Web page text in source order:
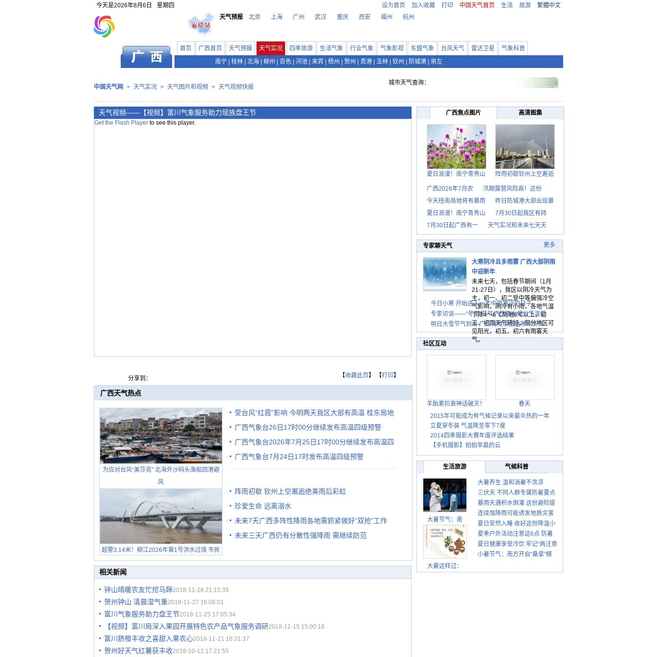
今天是2026年8月6日 星期四 设为首页 加入收藏 打印 中国天气首页 生活 旅游
繁體中文
天气预报
北京 上海 广州 武汉 重庆 西安 福州 杭州
首页 广西首页 天气预报 天气实况 四季旅游 生活气象 行业气象 气象影视 东盟气象 台风天气 雷达卫星
气象科普
南宁
桂林 北海 柳州 百色 河池 来宾 梧州 贺州 贵港 玉林 钦州 防城港 崇左
中国天气网 > 天气实况 > 天气图片和视频 > 天气视频快报
城市天气查询：
天气视频——【视频】富川气象服务助力瑶族盘王节
Get the Flash Player to see this player.
分享到： 【收藏此页】 【打印】
广西天气热点
为应对台风“美莎克” 北海外沙码头渔船回港避
风
超警3.14米！柳江2026年第1号洪水过境 市民
在堤岸见证汛况
受台风“红霞”影响 今明两天我区大部有高温 桂东局地
有较强降雨
广西气象台26日17时00分继续发布高温四级预警
广西气象台2026年7月25日17时00分继续发布高温四
级预警
广西气象台7月24日17时发布高温四级预警
阵雨初歇 钦州上空邂逅绝美雨后彩虹
珍爱生命 远离溺水
未来7天广西多阵性降雨各地需抓紧做好“双抢”工作
未来三天广西仍有分散性强降雨 需继续防范
相关新闻
钟山晴暖农友忙挖马蹄2018-11-28 21:15:35
贺州钟山 清晨湿气重2018-11-27 16:06:01
富川气象服务助力盘王节2018-11-25 17:05:34
【视频】富川局深入果园开展特色农产品气象服务调研2018-11-15 15:00:18
富川脐橙丰收之喜甜入果农心2018-11-11 16:31:37
贺州好天气红薯获丰收2018-10-12 17:21:55
广西焦点图片 高清图集
夏日浪漫！南宁青秀山 阵雨初歇钦州上空邂逅
广西2026年7月农
汛期露营风险高！这份
今天桂南局地将有暴雨
昨日防城港大部出现暴
夏日浪漫！南宁青秀山
7月30日起我区有持
7月30日起广西有一
天气实况和未来七天天
专家聊天气 更多
大寒阴冷且多雨雾 广西大部阴雨
中迎新年
未来七天，包括春节期间（1月
21-27日），我区以阴冷天气为
主，初一、初二受中等偏强冷空
气影响，阴冷有小雨，各地气温
下降4～6℃局地8℃以上，初
三、初四天气转好，部分地区可
见阳光，初五、初六有雨雾天
气。
今日小寒 开始进入一年中最寒冷的日子
专家访谈——“冬至”节气广西雨水偏少气温低
明日大雪节气到来 广西将持续低温寒冷天气
社区互动
羊胎素抗衰神话破灭！
春天
2015年可能成为有气候记录以来最炎热的一年
立夏穿冬装 气温降至零下7度
2014四季摄影大赛年度评选结果
【手机摄影】拍拍早晨的云
生活旅游 气候科普
大暑节气：南
大暑这样过：
大暑养生 温和消暑不贪凉
三伏天 不同人群专属防暑要点
请收好
暴雨天遇积水倒灌 这份避险提
示请收好
连续强降雨可能诱发地质灾害
这些前兆要知道
夏日安然入睡 收好这份降温小
贴士
夏季户外活动注意这6点 防暑
健身两不误
夏日健康享受冷饮 牢记“两注意
一控制”
小暑节气：南方开启“桑拿”模